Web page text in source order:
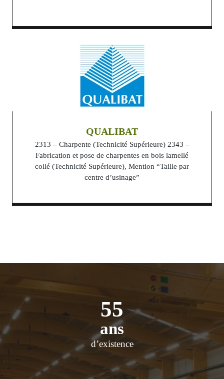
QUALIBAT
2313 – Charpente (Technicité Supérieure) 2343 –
Fabrication et pose de charpentes en bois lamellé
collé (Technicité Supérieure), Mention “Taille par
centre d’usinage”
55
ans
d’existence